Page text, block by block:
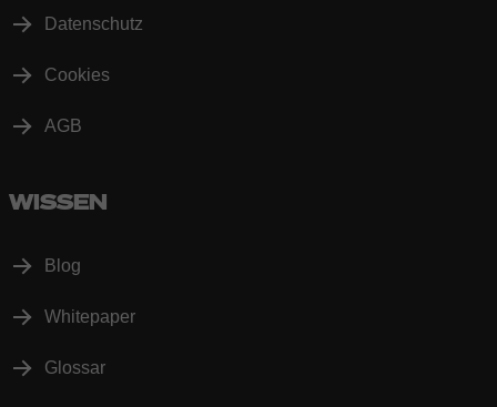
Datenschutz
Cookies
AGB
WISSEN
Blog
Whitepaper
Glossar